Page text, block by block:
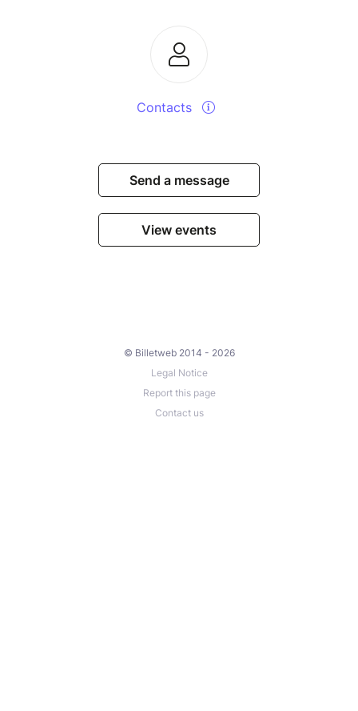
Contacts
Send a message
View events
© Billetweb 2014 - 2026
Legal Notice
Report this page
Contact us